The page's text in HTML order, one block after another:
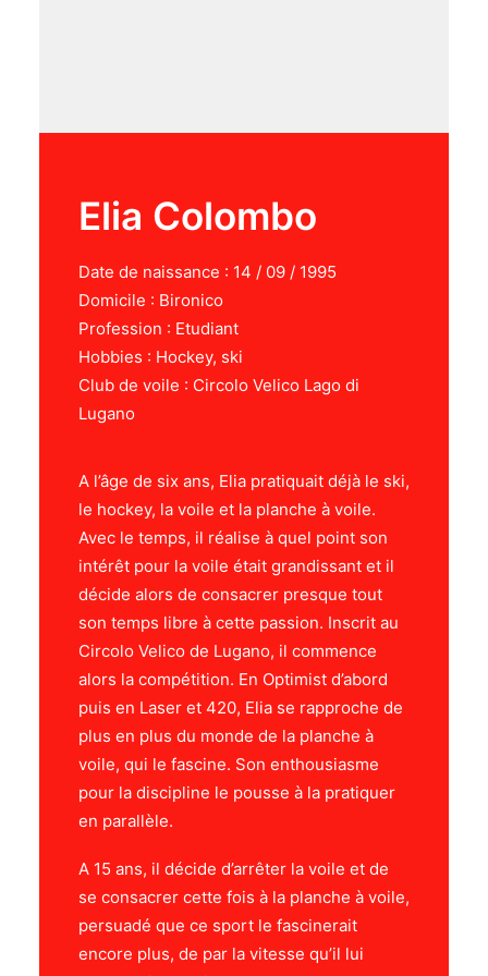
Elia Colombo
Date de naissance : 14 / 09 / 1995
Domicile : Bironico
Profession : Etudiant
Hobbies : Hockey, ski
Club de voile : Circolo Velico Lago di
Lugano
A l’âge de six ans, Elia pratiquait déjà le ski,
le hockey, la voile et la planche à voile.
Avec le temps, il réalise à quel point son
intérêt pour la voile était grandissant et il
décide alors de consacrer presque tout
son temps libre à cette passion. Inscrit au
Circolo Velico de Lugano, il commence
alors la compétition. En Optimist d’abord
puis en Laser et 420, Elia se rapproche de
plus en plus du monde de la planche à
voile, qui le fascine. Son enthousiasme
pour la discipline le pousse à la pratiquer
en parallèle.
A 15 ans, il décide d’arrêter la voile et de
se consacrer cette fois à la planche à voile,
persuadé que ce sport le fascinerait
encore plus, de par la vitesse qu’il lui